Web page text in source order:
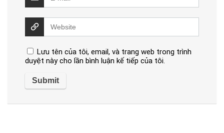
Lưu tên của tôi, email, và trang web trong trình
duyệt này cho lần bình luận kế tiếp của tôi.